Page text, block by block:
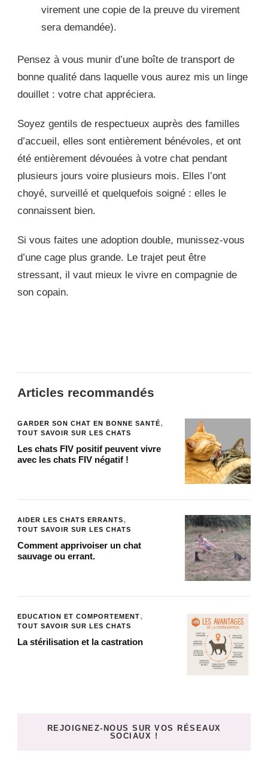
virement une copie de la preuve du virement
sera demandée).
Pensez à vous munir d’une boîte de transport de
bonne qualité dans laquelle vous aurez mis un linge
douillet : votre chat appréciera.
Soyez gentils de respectueux auprès des familles
d’accueil, elles sont entièrement bénévoles, et ont
été entièrement dévouées à votre chat pendant
plusieurs jours voire plusieurs mois. Elles l’ont
choyé, surveillé et quelquefois soigné : elles le
connaissent bien.
Si vous faites une adoption double, munissez-vous
d’une cage plus grande. Le trajet peut être
stressant, il vaut mieux le vivre en compagnie de
son copain.
Articles recommandés
GARDER SON CHAT EN BONNE SANTÉ
TOUT SAVOIR SUR LES CHATS
Les chats FIV positif peuvent vivre
avec les chats FIV négatif !
AIDER LES CHATS ERRANTS
TOUT SAVOIR SUR LES CHATS
Comment apprivoiser un chat
sauvage ou errant.
EDUCATION ET COMPORTEMENT
TOUT SAVOIR SUR LES CHATS
La stérilisation et la castration
REJOIGNEZ-NOUS SUR VOS RÉSEAUX
SOCIAUX !